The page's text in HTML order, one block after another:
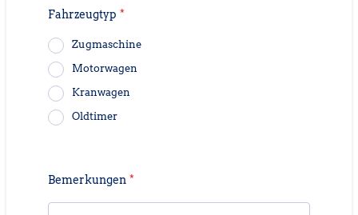
Fahrzeugtyp *
Zugmaschine
Motorwagen
Kranwagen
Oldtimer
Bemerkungen *